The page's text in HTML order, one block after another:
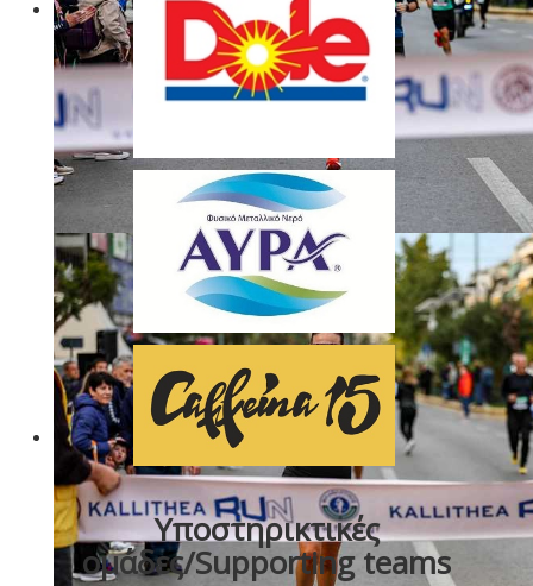
Υποστηρικτικές
ομάδες/Supporting teams